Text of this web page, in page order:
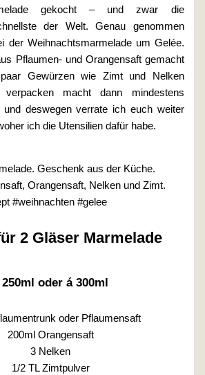
gekocht – und zwar die
der Welt. Genau genommen
der Weihnachtsmarmelade um Gelée.
Pflaumen- und Orangensaft gemacht
Gewürzen wie Zimt und Nelken
verpacken macht dann mindestens
und deswegen verrate ich euch weiter
ich die Utensilien dafür habe.
2 Gläser Marmelade
250ml oder á 300ml
oder Pflaumensaft
200ml Orangensaft
3 Nelken
1/2 TL Zimtpulver